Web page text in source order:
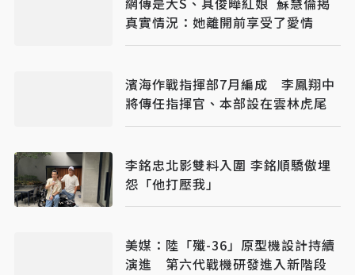
真實情況：她離開前享受了愛情
濱海作戰指揮部7月編成 李鳳翔中
將傳任指揮官、本部設在雲林虎尾
李銘忠北影雙料入圍 李銘順驕傲埋
怨「他打壓我」
美媒：陸「殲-36」原型機設計持續
演進 第六代戰機研發進入新階段